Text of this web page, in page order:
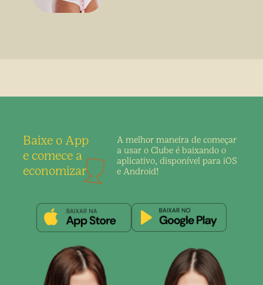
Baixe o App
e comece a
economizar
A melhor maneira de começar
a usar o Clube é baixando o
aplicativo, disponível para iOS
e Android!